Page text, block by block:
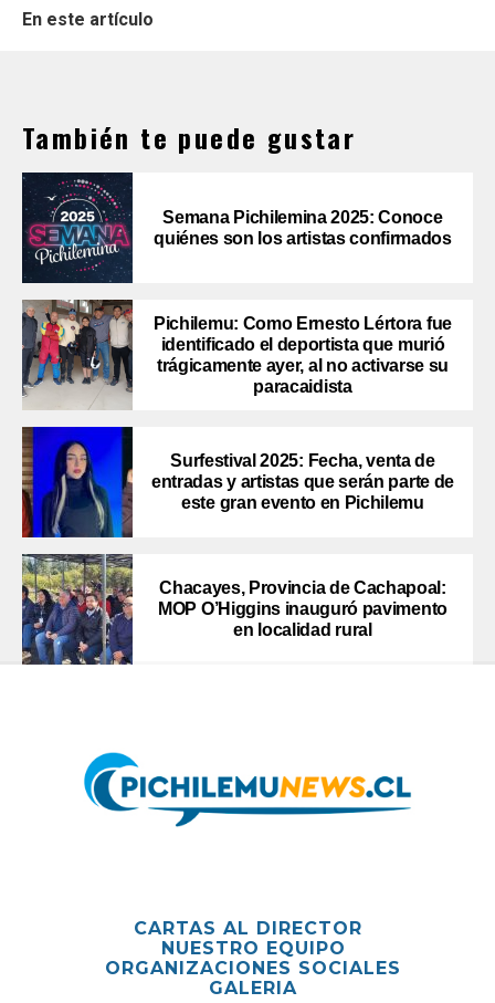
En este artículo
También te puede gustar
Semana Pichilemina 2025: Conoce
quiénes son los artistas confirmados
Pichilemu: Como Ernesto Lértora fue
identificado el deportista que murió
trágicamente ayer, al no activarse su
paracaidista
Surfestival 2025: Fecha, venta de
entradas y artistas que serán parte de
este gran evento en Pichilemu
Chacayes, Provincia de Cachapoal:
MOP O’Higgins inauguró pavimento
en localidad rural
CARTAS AL DIRECTOR
NUESTRO EQUIPO
ORGANIZACIONES SOCIALES
GALERIA